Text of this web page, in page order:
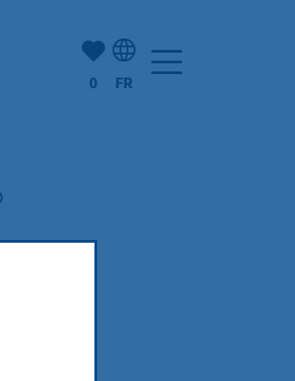
Nombre d'éléments mis en
0 FR